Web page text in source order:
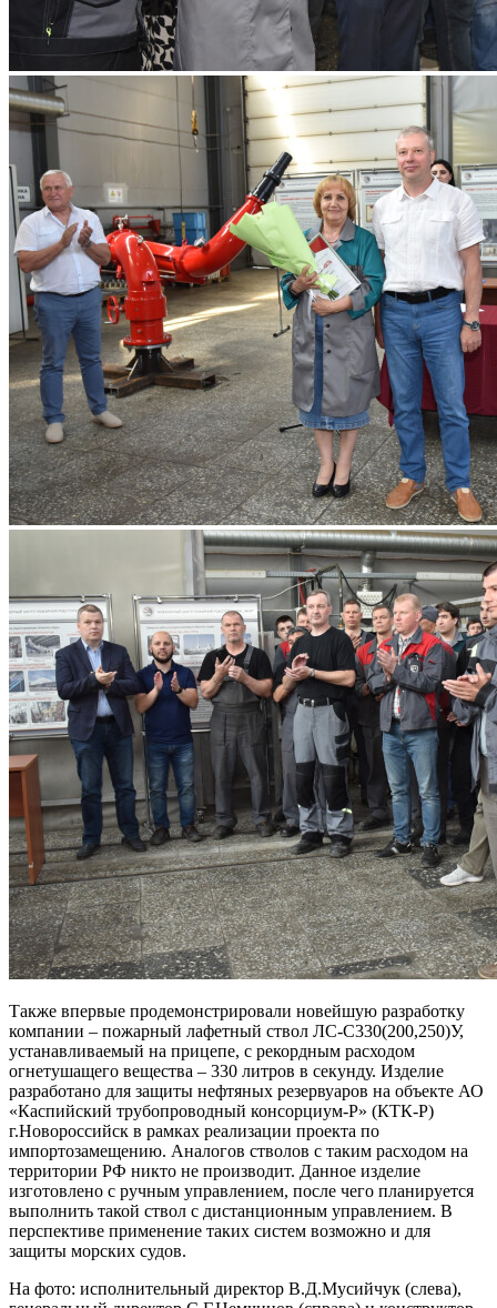
Также впервые продемонстрировали новейшую разработку
компании – пожарный лафетный ствол ЛС-С330(200,250)У,
устанавливаемый на прицепе, с рекордным расходом
огнетушащего вещества – 330 литров в секунду. Изделие
разработано для защиты нефтяных резервуаров на объекте АО
«Каспийский трубопроводный консорциум-Р» (КТК-Р)
г.Новороссийск в рамках реализации проекта по
импортозамещению. Аналогов стволов с таким расходом на
территории РФ никто не производит. Данное изделие
изготовлено с ручным управлением, после чего планируется
выполнить такой ствол с дистанционным управлением. В
перспективе применение таких систем возможно и для
защиты морских судов.
На фото: исполнительный директор В.Д.Мусийчук (слева),